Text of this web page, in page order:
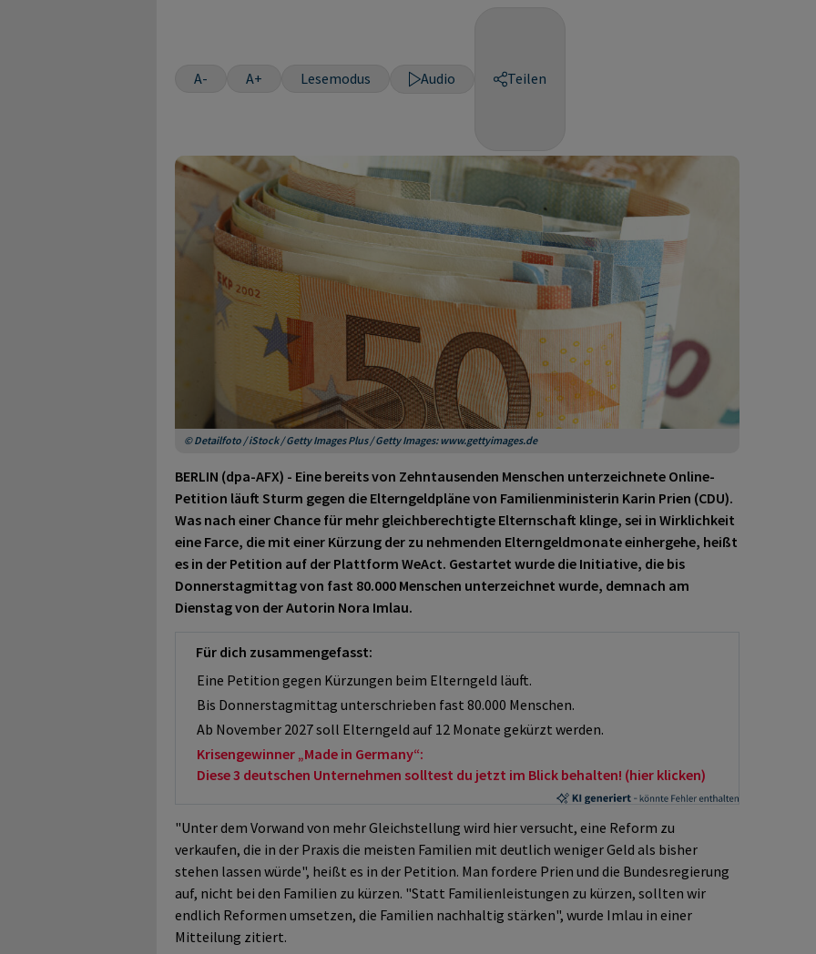
A- A+ Lesemodus Audio Teilen
© Detailfoto / iStock / Getty Images Plus / Getty Images: www.gettyimages.de
BERLIN (dpa-AFX) - Eine bereits von Zehntausenden Menschen unterzeichnete Online-
Petition läuft Sturm gegen die Elterngeldpläne von Familienministerin Karin Prien (CDU).
Was nach einer Chance für mehr gleichberechtigte Elternschaft klinge, sei in Wirklichkeit
eine Farce, die mit einer Kürzung der zu nehmenden Elterngeldmonate einhergehe, heißt
es in der Petition auf der Plattform WeAct. Gestartet wurde die Initiative, die bis
Donnerstagmittag von fast 80.000 Menschen unterzeichnet wurde, demnach am
Dienstag von der Autorin Nora Imlau.
Für dich zusammengefasst:
Eine Petition gegen Kürzungen beim Elterngeld läuft.
Bis Donnerstagmittag unterschrieben fast 80.000 Menschen.
Ab November 2027 soll Elterngeld auf 12 Monate gekürzt werden.
Krisengewinner „Made in Germany“:
Diese 3 deutschen Unternehmen solltest du jetzt im Blick behalten! (hier klicken)
"Unter dem Vorwand von mehr Gleichstellung wird hier versucht, eine Reform zu
verkaufen, die in der Praxis die meisten Familien mit deutlich weniger Geld als bisher
stehen lassen würde", heißt es in der Petition. Man fordere Prien und die Bundesregierung
auf, nicht bei den Familien zu kürzen. "Statt Familienleistungen zu kürzen, sollten wir
endlich Reformen umsetzen, die Familien nachhaltig stärken", wurde Imlau in einer
Mitteilung zitiert.